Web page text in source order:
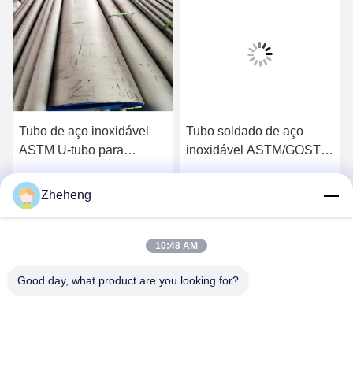
Tubo de aço inoxidável
ASTM U-tubo para
em forma de U 304 316L
Tubos série 300
Obtenha o melhor preço
Tubo soldado de aço
inoxidável ASTM/GOST
Zheheng
10:48 AM
Good day, what product are you looking for?